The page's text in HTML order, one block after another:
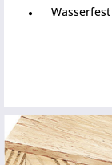
Wasserfest